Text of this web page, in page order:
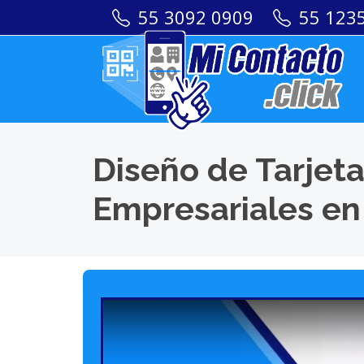
55 3092 0909 55
Diseño de
Empresariales